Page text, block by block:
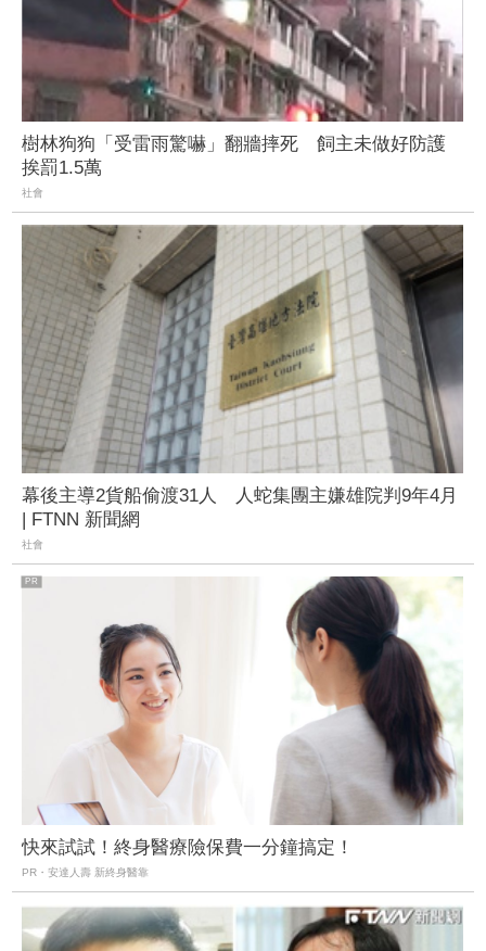
樹林狗狗「受雷雨驚嚇」翻牆摔死 飼主未做好防護
挨罰1.5萬
社會
幕後主導2貨船偷渡31人 人蛇集團主嫌雄院判9年4月
| FTNN 新聞網
社會
快來試試！終身醫療險保費一分鐘搞定！
PR・安達人壽 新終身醫靠